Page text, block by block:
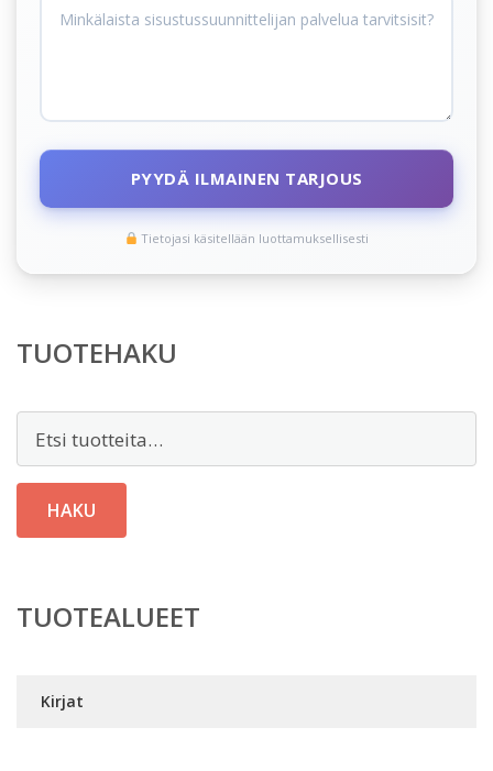
PYYDÄ ILMAINEN TARJOUS
Tietojasi käsitellään luottamuksellisesti
TUOTEHAKU
HAKU
TUOTEALUEET
Kirjat